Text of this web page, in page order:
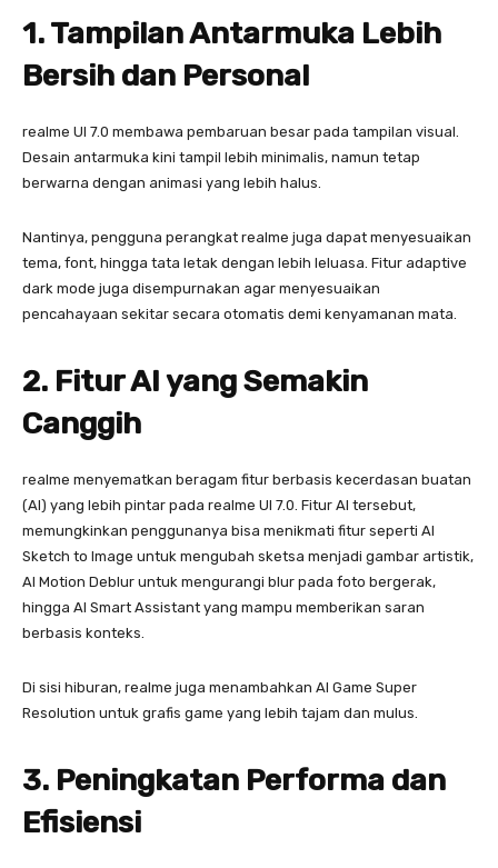
1. Tampilan Antarmuka Lebih
Bersih dan Personal
realme UI 7.0 membawa pembaruan besar pada tampilan visual.
Desain antarmuka kini tampil lebih minimalis, namun tetap
berwarna dengan animasi yang lebih halus.
Nantinya, pengguna perangkat realme juga dapat menyesuaikan
tema, font, hingga tata letak dengan lebih leluasa. Fitur adaptive
dark mode juga disempurnakan agar menyesuaikan
pencahayaan sekitar secara otomatis demi kenyamanan mata.
2. Fitur AI yang Semakin
Canggih
realme menyematkan beragam fitur berbasis kecerdasan buatan
(AI) yang lebih pintar pada realme UI 7.0. Fitur AI tersebut,
memungkinkan penggunanya bisa menikmati fitur seperti AI
Sketch to Image untuk mengubah sketsa menjadi gambar artistik,
AI Motion Deblur untuk mengurangi blur pada foto bergerak,
hingga AI Smart Assistant yang mampu memberikan saran
berbasis konteks.
Di sisi hiburan, realme juga menambahkan AI Game Super
Resolution untuk grafis game yang lebih tajam dan mulus.
3. Peningkatan Performa dan
Efisiensi